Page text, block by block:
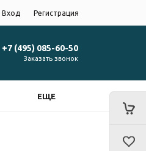
Вход Регистрация
+7 (495) 085-60-50
Заказать звонок
ЕЩЕ